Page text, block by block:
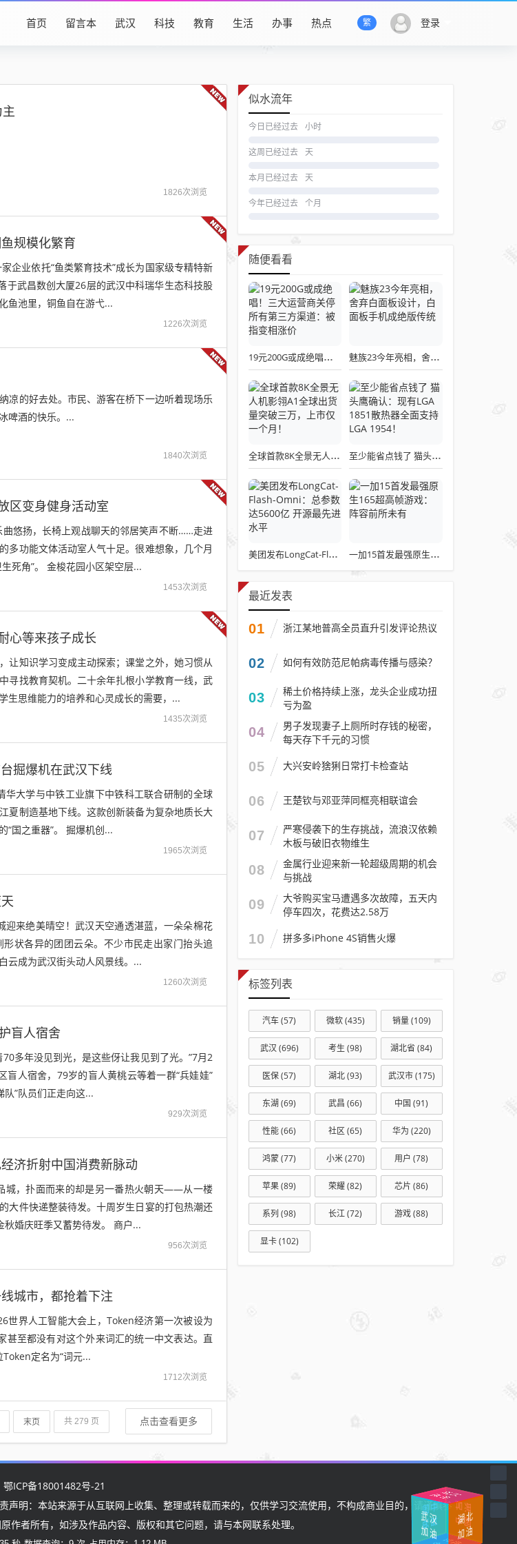
登录
繁
首页 留言本 武汉 科技 教育 生活 办事 热点
1826次浏览
规模化繁育
企业依托“鱼类繁育技术”成长为国家级专精特新
于武昌数创大厦26层的武汉中科瑞华生态科技股
鱼池里，铜鱼自在游弋...
1226次浏览
凉的好去处。市民、游客在桥下一边听着现场乐
啤酒的快乐。...
1840次浏览
区变身健身活动室
悠扬，长椅上观战聊天的邻居笑声不断……走进
多功能文体活动室人气十足。很难想象，几个月
死角”。 金梭花园小区架空层...
1453次浏览
心等来孩子成长
让知识学习变成主动探索；课堂之外，她习惯从
寻找教育契机。二十余年扎根小学教育一线，武
生思维能力的培养和心灵成长的需要，...
1435次浏览
掘爆机在武汉下线
大学与中铁工业旗下中铁科工联合研制的全球
夏制造基地下线。这款创新装备为复杂地质长大
“国之重器”。 掘爆机创...
1965次浏览
来绝美晴空！武汉天空通透湛蓝，一朵朵棉花
状各异的团团云朵。不少市民走出家门抬头追
云成为武汉街头动人风景线。...
1260次浏览
盲人宿舍
多年没见到光，是这些伢让我见到了光。”7月2
人宿舍，79岁的盲人黄桃云等着一群“兵娃娃”
”队员们正走向这...
929次浏览
济折射中国消费新脉动
城，扑面而来的却是另一番热火朝天——从一楼
大件快递整装待发。十周岁生日宴的打包热潮还
婚庆旺季又蓄势待发。 商户...
956次浏览
城市，都抢着下注
世界人工智能大会上，Token经济第一次被设为
甚至都没有对这个外来词汇的统一中文表达。直
定名为“词元...
1712次浏览
末页 共 279 页 点击查看更多
似水流年
今日已经过去 小时
这周已经过去 天
本月已经过去 天
今年已经过去 个月
随便看看
19元200G或成绝唱！三大运营商关停所有第三方渠道：被指变相涨价 魅族23今年亮相，舍弃白面板设计，白面板手机成绝版传统
全球首款8K全景无人机影翎A1全球出货量突破三万，上市仅一个月！ 至少能省点钱了 猫头鹰确认：现有LGA 1851散热器全面支持LGA 1954！
美团发布LongCat-Flash-Omni：总参数达5600亿 开源最先进水平 一加15首发最强原生165超高帧游戏：阵容前所未有
最近发表
01 浙江某地普高全员直升引发评论热议
02 如何有效防范尼帕病毒传播与感染？
03
稀土价格持续上涨，龙头企业成功扭
亏为盈
04
男子发现妻子上厕所时存钱的秘密，
每天存下千元的习惯
05 大兴安岭猞猁日常打卡检查站
06 王楚钦与邓亚萍同框亮相联谊会
07
严寒侵袭下的生存挑战，流浪汉依赖
木板与破旧衣物维生
08
金属行业迎来新一轮超级周期的机会
与挑战
09
大爷购买宝马遭遇多次故障，五天内
停车四次，花费达2.58万
10 拼多多iPhone 4S销售火爆
标签列表
汽车(57) 微软(435) 销量(109)
武汉 (696) 考生 (98) 湖北省 (84)
医保(57) 湖北(93) 武汉市(175)
东湖 (69) 武昌 (66) 中国 (91)
性能(66) 社区 (65) 华为 (220)
鸿蒙(77) 小米(270) 用户 (78)
苹果(89) 荣耀(82) 芯片 (86)
系列 (98) 长江(72) 游戏(88)
显卡(102)
鄂ICP备18001482号-21
明：本站来源于从互联网上收集、整理或转载而来的，仅供学习交流使用，不构成商业目的，请谨慎参
作者所有，如涉及作品内容、版权和其它问题，请与本网联系处理。
武
汉
加
油
中
国
加
油湖
北
加
油 中
国
加
油
武
汉挺
住
国
加